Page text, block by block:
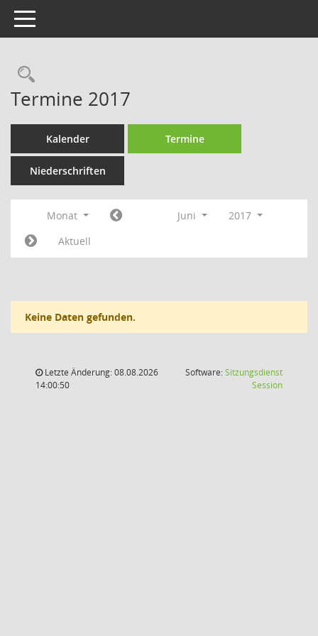
Toggle navigation
Rechercheauswahl
Termine 2017
Kalender Termine
Niederschriften
Monat Juni
2017
Aktuell
Keine Daten gefunden.
Letzte Änderung: 08.08.2026
14:00:50
Software:Sitzungsdienst
Session(Wird in